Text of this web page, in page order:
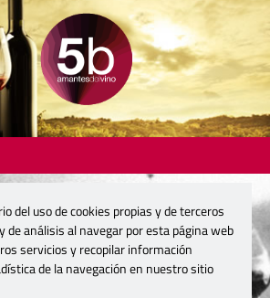
del uso de cookies propias y de terceros
de análisis al navegar por esta página web
servicios y recopilar información
de la navegación en nuestro sitio